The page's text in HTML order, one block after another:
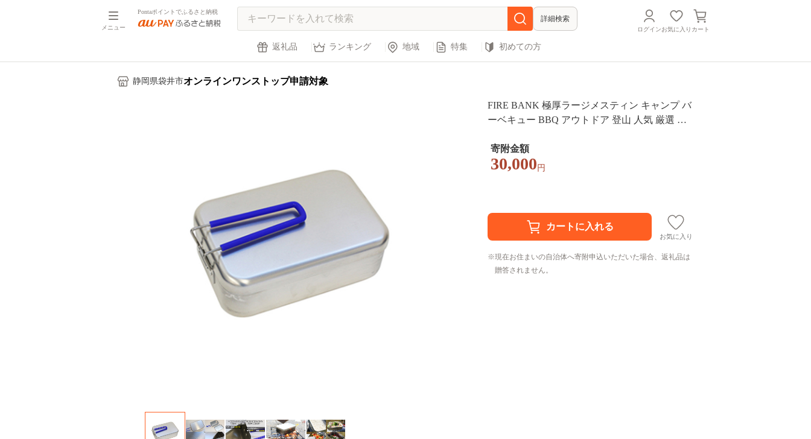
メニュー
Pontaポイントでふるさと納税
詳細検索
ログインお気に入り カート
返礼品 ランキング 地域 特集 初めての方
静岡県袋井市オンラインワンストップ申請対象
FIRE BANK 極厚ラージメスティン キャンプ バ
ーベキュー BBQ アウトドア 登山 人気 厳選 袋
寄附金額
30,000 円
お気に入り
現在お住まいの自治体へ寄附申込いただいた場合、返礼品は
贈答されません。